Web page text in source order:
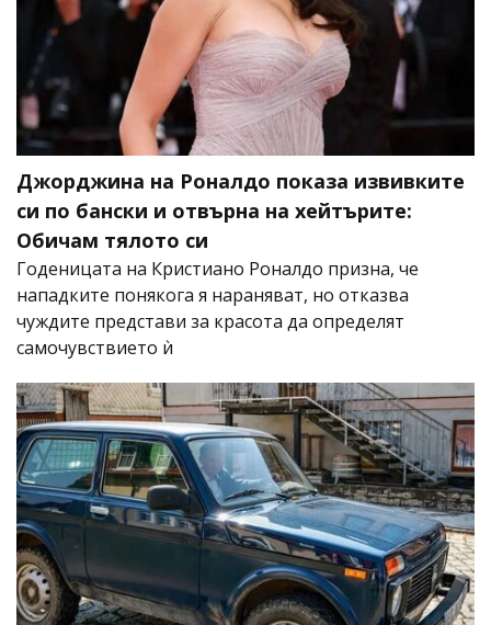
Джорджина на Роналдо показа извивките
си по бански и отвърна на хейтърите:
Обичам тялото си
Годеницата на Кристиано Роналдо призна, че
нападките понякога я нараняват, но отказва
чуждите представи за красота да определят
самочувствието ѝ